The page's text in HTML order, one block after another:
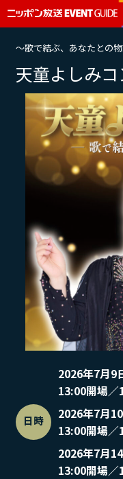
〜歌で結ぶ、あなたとの
天童よしみ
日時
2026年7月9
13:00開場／
2026年7月10
13:00開場／
2026年7月14
13:00開場／